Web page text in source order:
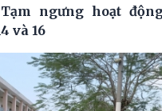
Tạm ngưng hoạt
và 16